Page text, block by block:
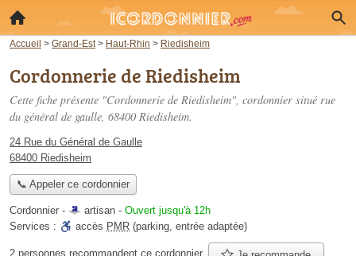
Accueil > Grand-Est > Haut-Rhin > Riedisheim
Cordonnerie de Riedisheim
Cette fiche présente "Cordonnerie de Riedisheim", cordonnier situé rue
du général de gaulle, 68400 Riedisheim.
24 Rue du Général de Gaulle
68400 Riedisheim
📞 Appeler ce cordonnier
Cordonnier - artisan - Ouvert jusqu'à 12h
Services :
accès PMR (parking, entrée adaptée)
2 personnes recommandent ce cordonnier.